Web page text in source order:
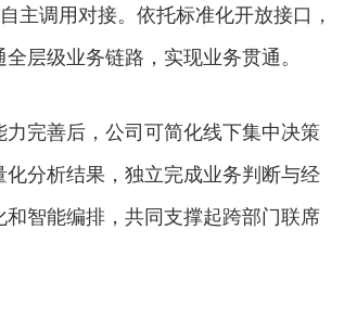
主调用对接。依托标准化开放接口，
层级业务链路，实现业务贯通。
完善后，公司可简化线下集中决策
分析结果，独立完成业务判断与经
智能编排，共同支撑起跨部门联席